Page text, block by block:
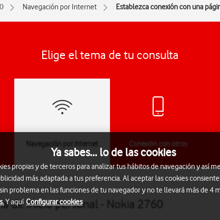
Navegación por Internet Establezca conexión con una
Elige el tema de tu consulta
Navegación por Internet
Conexión con otros
dispositivos
de inicio personal - Nokia 2760
Ya sabes... lo de las cookies
propias y de terceros para analizar tus hábitos de navegación y así
más adaptada a tus preferencia. Al aceptar las cookies
problema en las funciones de tu navegador y no te llevará más de 4
Y aquí Configurar cookies